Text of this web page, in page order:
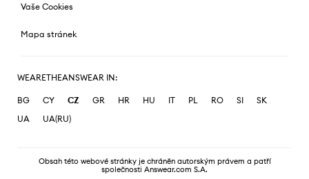
Vaše Cookies
Mapa stránek
WEARETHEANSWEAR IN:
BG CY CZ GR HR HU IT PL RO SI
SK
UA
UA(RU)
Obsah této webové stránky je chráněn autorským právem a patří
společnosti Answear.com S.A.